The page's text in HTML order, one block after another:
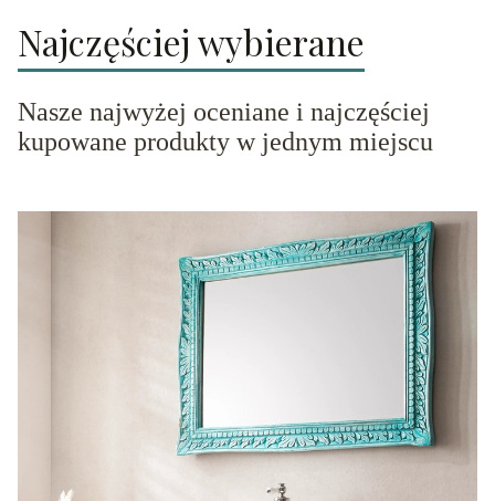
Najczęściej wybierane
Nasze najwyżej oceniane i najczęściej
kupowane produkty w jednym miejscu